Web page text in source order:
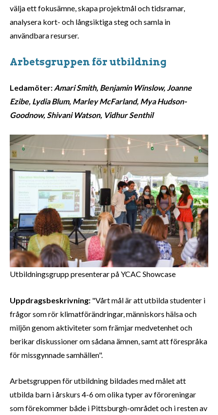
välja ett fokusämne, skapa projektmål och tidsramar,
analysera kort- och långsiktiga steg och samla in
användbara resurser.
Arbetsgruppen för utbildning
Ledamöter: Amari Smith, Benjamin Winslow, Joanne
Ezibe, Lydia Blum, Marley McFarland, Mya Hudson-
Goodnow, Shivani Watson, Vidhur Senthil
Utbildningsgrupp presenterar på YCAC Showcase
Uppdragsbeskrivning: "Vårt mål är att utbilda studenter i
frågor som rör klimatförändringar, människors hälsa och
miljön genom aktiviteter som främjar medvetenhet och
berikar diskussioner om sådana ämnen, samt att förespråka
för missgynnade samhällen".
Arbetsgruppen för utbildning bildades med målet att
utbilda barn i årskurs 4-6 om olika typer av föroreningar
som förekommer både i Pittsburgh-området och i resten av